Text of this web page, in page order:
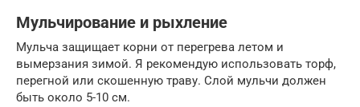
Мульчирование и рыхление
Мульча защищает корни от перегрева летом и
вымерзания зимой. Я рекомендую использовать торф,
перегной или скошенную траву. Слой мульчи должен
быть около 5-10 см.